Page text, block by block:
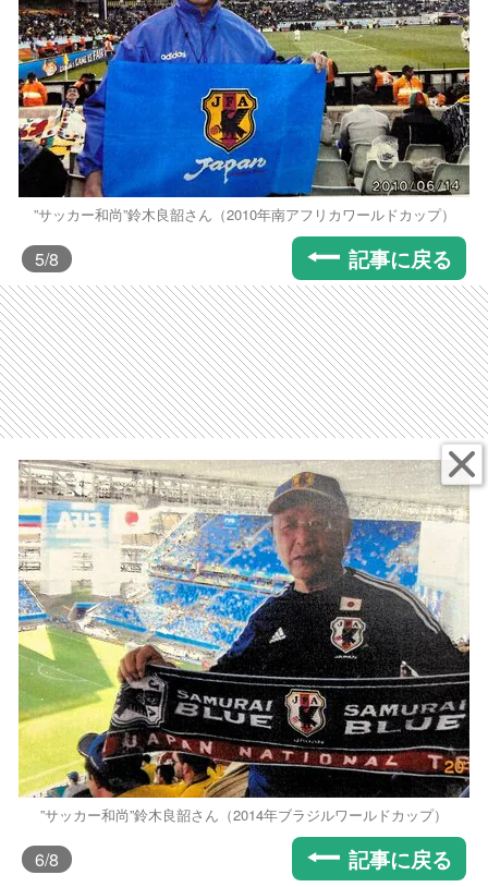
”サッカー和尚”鈴木良韶さん（2010年南アフリカワールドカップ）
5/8 記事に戻る
”サッカー和尚”鈴木良韶さん（2014年ブラジルワールドカップ）
6/8 記事に戻る